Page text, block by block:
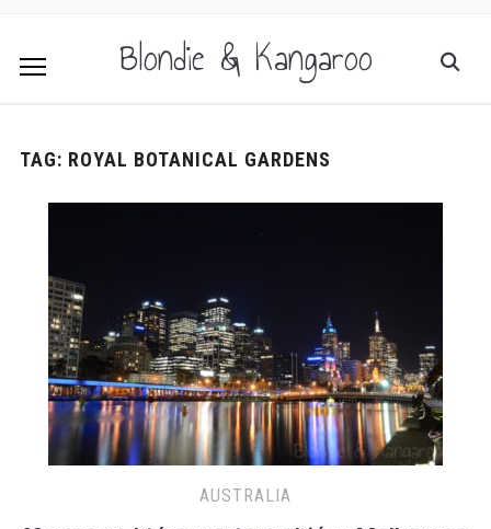
Blondie & Kangaroo
TAG: ROYAL BOTANICAL GARDENS
AUSTRALIA